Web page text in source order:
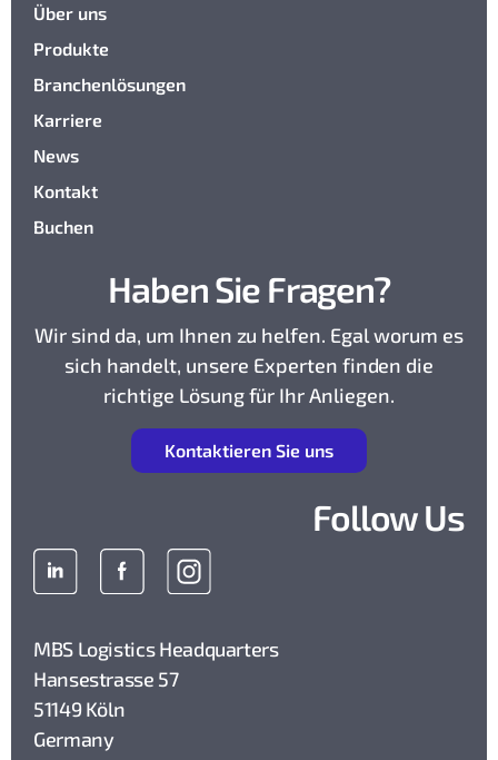
Über uns
Produkte
Branchenlösungen
Karriere
News
Kontakt
Buchen
Haben Sie Fragen?
Wir sind da, um Ihnen zu helfen. Egal worum es
sich handelt, unsere Experten finden die
richtige Lösung für Ihr Anliegen.
Kontaktieren Sie uns
Follow Us
MBS Logistics Headquarters
Hansestrasse 57
51149 Köln
Germany